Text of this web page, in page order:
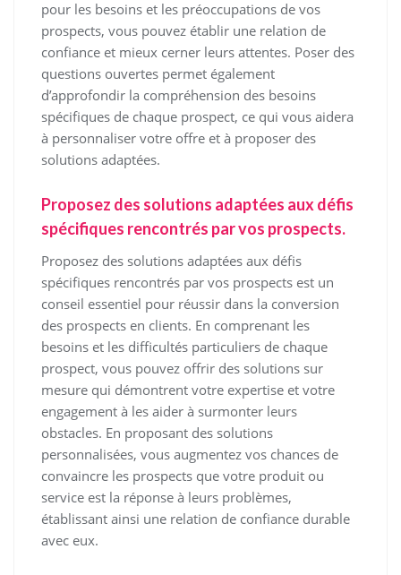
pour les besoins et les préoccupations de vos
prospects, vous pouvez établir une relation de
confiance et mieux cerner leurs attentes. Poser des
questions ouvertes permet également
d’approfondir la compréhension des besoins
spécifiques de chaque prospect, ce qui vous aidera
à personnaliser votre offre et à proposer des
solutions adaptées.
Proposez des solutions adaptées aux défis
spécifiques rencontrés par vos prospects.
Proposez des solutions adaptées aux défis
spécifiques rencontrés par vos prospects est un
conseil essentiel pour réussir dans la conversion
des prospects en clients. En comprenant les
besoins et les difficultés particuliers de chaque
prospect, vous pouvez offrir des solutions sur
mesure qui démontrent votre expertise et votre
engagement à les aider à surmonter leurs
obstacles. En proposant des solutions
personnalisées, vous augmentez vos chances de
convaincre les prospects que votre produit ou
service est la réponse à leurs problèmes,
établissant ainsi une relation de confiance durable
avec eux.